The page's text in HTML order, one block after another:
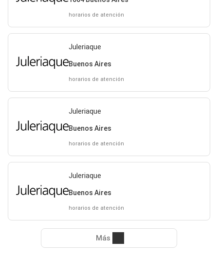
horarios de atención
Juleriaque
Buenos Aires
horarios de atención
Juleriaque
Buenos Aires
horarios de atención
Juleriaque
Buenos Aires
horarios de atención
Más